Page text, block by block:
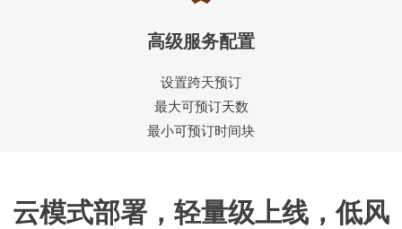
高级服务配置
设置跨天预订
最大可预订天数
最小可预订时间块
云模式部署，轻量级上线，低风